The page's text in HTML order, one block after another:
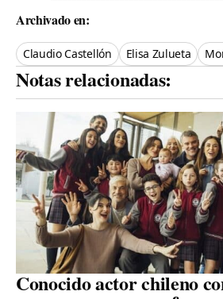
Archivado en:
Claudio Castellón Elisa Zulueta
Notas relacionadas:
Conocido actor chileno